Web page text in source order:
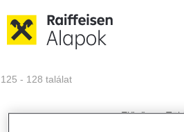
Közzétételek -
125 - 128 találat